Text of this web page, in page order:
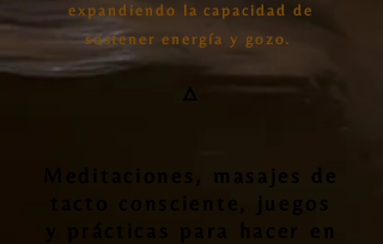
expandiendo la capacidad de
sostener energía y gozo.
🜂
Meditaciones, masajes de
tacto consciente, juegos
y prácticas para hacer en